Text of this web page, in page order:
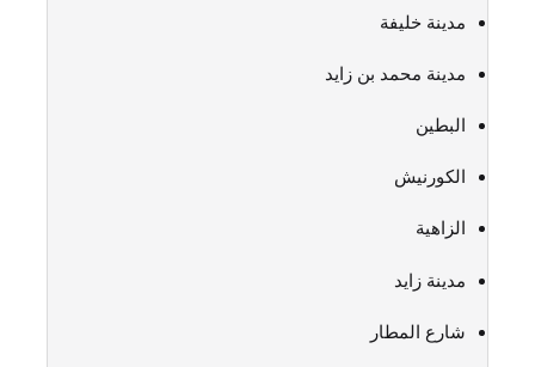
مدينة خليفة
مدينة محمد بن زايد
البطين
الكورنيش
الزاهية
مدينة زايد
شارع المطار